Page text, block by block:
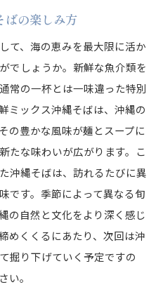
ばの楽しみ方
て、海の恵みを最大限に活か
でしょうか。新鮮な魚介類を
常の一杯とは一味違った特別
ミックス沖縄そばは、沖縄の
の豊かな風味が麺とスープに
たな味わいが広がります。こ
沖縄そばは、訪れるたびに異
です。季節によって異なる旬
の自然と文化をより深く感じ
めくくるにあたり、次回は沖
掘り下げていく予定ですの
い。